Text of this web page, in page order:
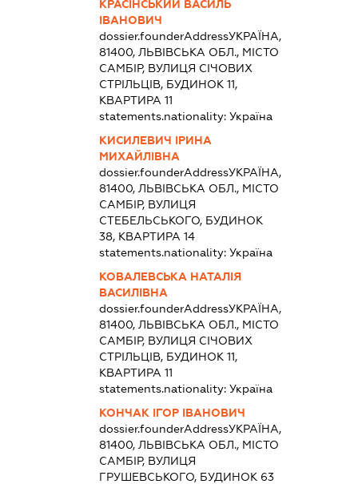
КРАСІНСЬКИЙ ВАСИЛЬ
ІВАНОВИЧ
dossier.founderAddressУКРАЇНА,
81400, ЛЬВІВСЬКА ОБЛ., МІСТО
САМБІР, ВУЛИЦЯ СІЧОВИХ
СТРІЛЬЦІВ, БУДИНОК 11,
КВАРТИРА 11
statements.nationality: Україна
КИСИЛЕВИЧ ІРИНА
МИХАЙЛІВНА
dossier.founderAddressУКРАЇНА,
81400, ЛЬВІВСЬКА ОБЛ., МІСТО
САМБІР, ВУЛИЦЯ
СТЕБЕЛЬСЬКОГО, БУДИНОК
38, КВАРТИРА 14
statements.nationality: Україна
КОВАЛЕВСЬКА НАТАЛІЯ
ВАСИЛІВНА
dossier.founderAddressУКРАЇНА,
81400, ЛЬВІВСЬКА ОБЛ., МІСТО
САМБІР, ВУЛИЦЯ СІЧОВИХ
СТРІЛЬЦІВ, БУДИНОК 11,
КВАРТИРА 11
statements.nationality: Україна
КОНЧАК ІГОР ІВАНОВИЧ
dossier.founderAddressУКРАЇНА,
81400, ЛЬВІВСЬКА ОБЛ., МІСТО
САМБІР, ВУЛИЦЯ
ГРУШЕВСЬКОГО, БУДИНОК 63